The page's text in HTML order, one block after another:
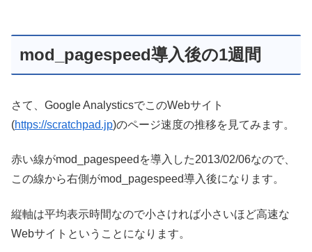
mod_pagespeed導入後の1週間
さて、Google AnalysticsでこのWebサイト
(https://scratchpad.jp)のページ速度の推移を見てみます。
赤い線がmod_pagespeedを導入した2013/02/06なので、
この線から右側がmod_pagespeed導入後になります。
縦軸は平均表示時間なので小さければ小さいほど高速な
Webサイトということになります。